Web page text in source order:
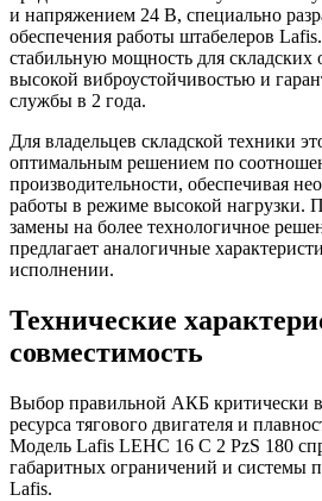
и напряжением 24 В, специально
обеспечения работы штабелеров
стабильную мощность для складских
высокой виброустойчивостью и
службы в 2 года.
Для владельцев складской техники
оптимальным решением по
производительности, обеспечивая
работы в режиме высокой нагрузки.
замены на более технологичное
предлагает аналогичные
исполнении.
Технические
совместимость
Выбор правильной АКБ критически
ресурса тягового двигателя и
Модель Lafis LEHC 16 C 2 PzS 180
габаритных ограничений и системы
Lafis.